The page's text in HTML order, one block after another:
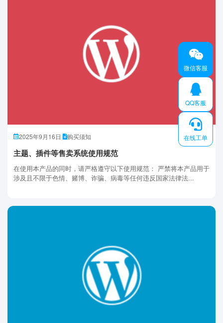
2025年9月16日| 购买须知
主题、插件等售卖系统使用规范
在使用本产品的同时，请严格遵守以下使用规范： 严禁将本产品用于
涉及且不限于色情、赌博、诈骗、病毒等任何违反国家法律法...
微信客服
QQ客服
在线工单